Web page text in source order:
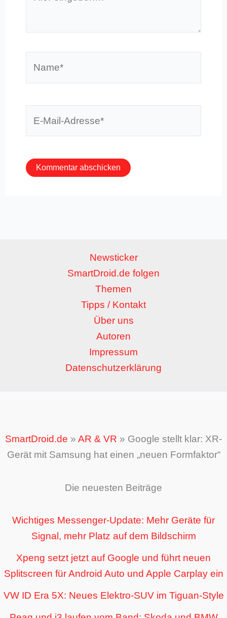
eingeben…
Newsticker
SmartDroid.de folgen
Themen
Tipps / Kontakt
Über uns
Autoren
Impressum
Datenschutzerklärung
SmartDroid.de » AR & VR » Google stellt klar: XR-
Gerät mit Samsung hat einen „neuen Formfaktor“
Die neuesten Beiträge
Wichtiges Messenger-Update: Mehr Geräte für
Signal, mehr Platz auf dem Bildschirm
Xpeng setzt jetzt auf Google und führt neuen
Splitscreen für Android Auto und Apple Carplay ein
VW ID Era 5X: Neues Elektro-SUV im Tiguan-Style